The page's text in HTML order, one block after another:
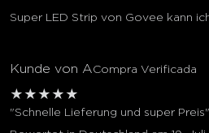
Super LED Strip von Govee kann
Kunde von ACompra Verificada
★ ★ ★ ★ ★
"Schnelle Lieferung und super Preis"